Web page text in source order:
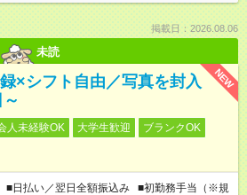
掲載日：2026.08.06
未読
NEW
×シフト自由／写真を封入
人未経験OK 大学生歓迎
ブランクOK
日払い／翌日全額振込み ■初勤務手当（※規